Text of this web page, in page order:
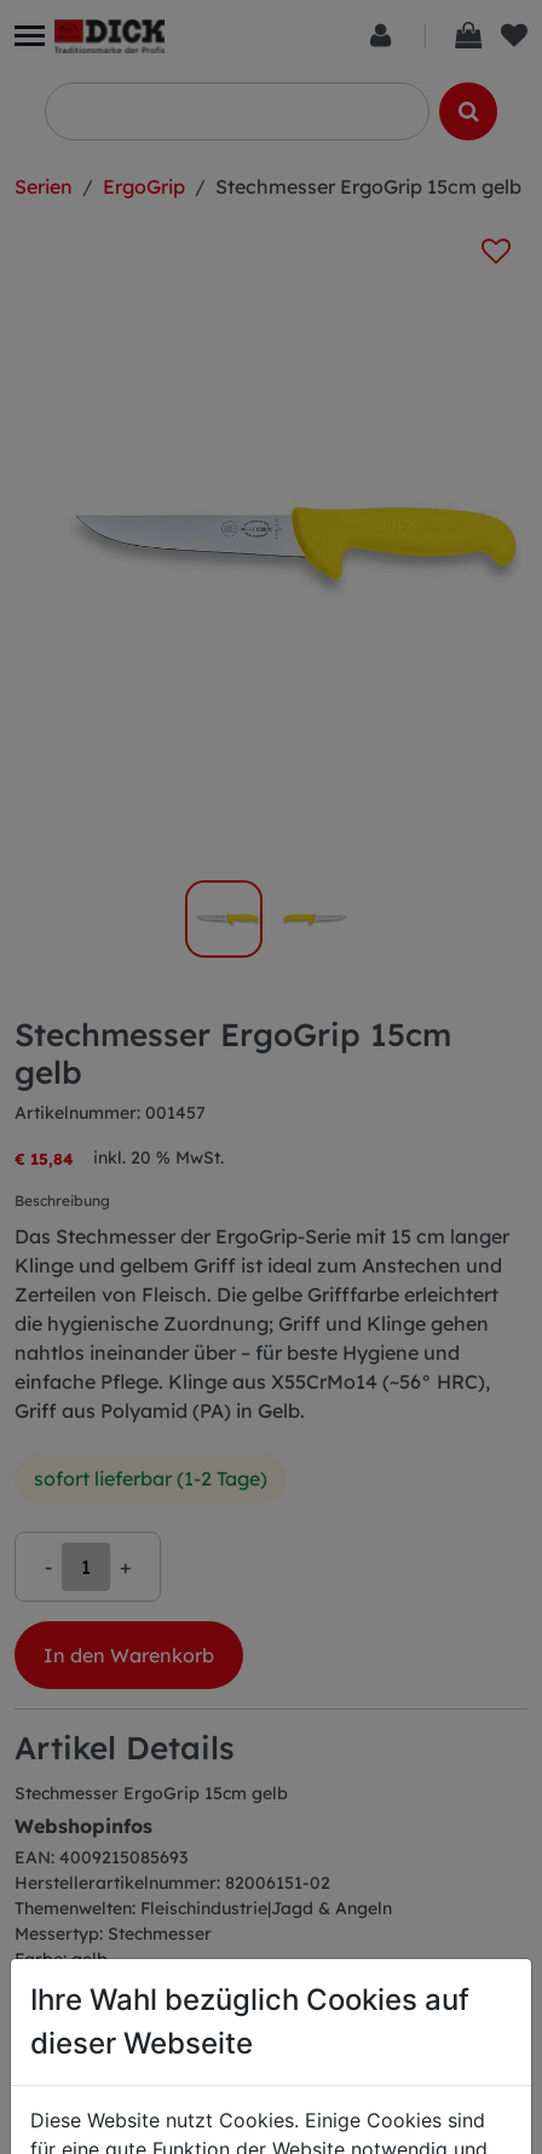
Serien ErgoGrip Stechmesser ErgoGrip 15cm gelb
Stechmesser ErgoGrip 15cm
gelb
Artikelnummer: 001457
€ 15,84 inkl. 20 % MwSt.
Beschreibung
Das Stechmesser der ErgoGrip-Serie mit 15 cm langer
Klinge und gelbem Griff ist ideal zum Anstechen und
Zerteilen von Fleisch. Die gelbe Grifffarbe erleichtert
die hygienische Zuordnung; Griff und Klinge gehen
nahtlos ineinander über – für beste Hygiene und
einfache Pflege. Klinge aus X55CrMo14 (~56° HRC),
Griff aus Polyamid (PA) in Gelb.
sofort lieferbar (1-2 Tage)
- +
In den Warenkorb
Artikel Details
Stechmesser ErgoGrip 15cm gelb
Webshopinfos
EAN: 4009215085693
Herstellerartikelnummer: 82006151-02
Themenwelten: Fleischindustrie|Jagd & Angeln
Messertyp: Stechmesser
Farbe: gelb
Serie: ErgoGrip
Abmessungen
Länge: 27,30 cm
Gewicht: 0,13 kg
Klingenlänge: 15 cm
Ihre Wahl bezüglich Cookies auf
dieser Webseite
Diese Website nutzt Cookies. Einige Cookies sind
für eine gute Funktion der Website notwendig und